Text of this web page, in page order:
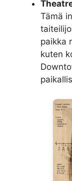
Tämä
paikka
kuten